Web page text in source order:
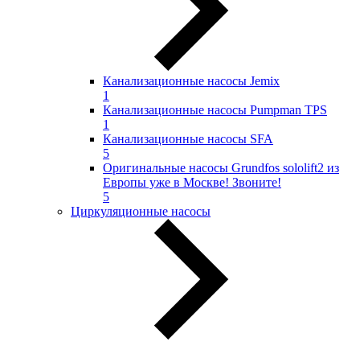
Канализационные насосы Jemix
1
Канализационные насосы Pumpman TPS
1
Канализационные насосы SFA
5
Оригинальные насосы Grundfos sololift2 из
Европы уже в Москве! Звоните!
5
Циркуляционные насосы